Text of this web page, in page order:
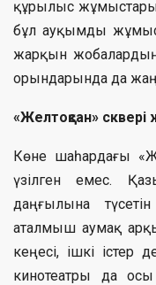
құрылыс жұмыстары
бұл ауқымды
жарқын
орындарында да
«Желтоқсан»
Көне шаһардағы
үзілген емес.
даңғылына
аталмыш аумақ
кеңесі, ішкі істер
кинотеатры да